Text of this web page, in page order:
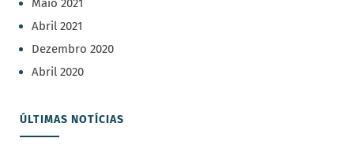
Maio 2021
Abril 2021
Dezembro 2020
Abril 2020
ÚLTIMAS NOTÍCIAS